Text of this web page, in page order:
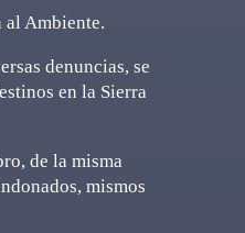
al Ambiente.
denuncias, se
en la Sierra
de la misma
mismos